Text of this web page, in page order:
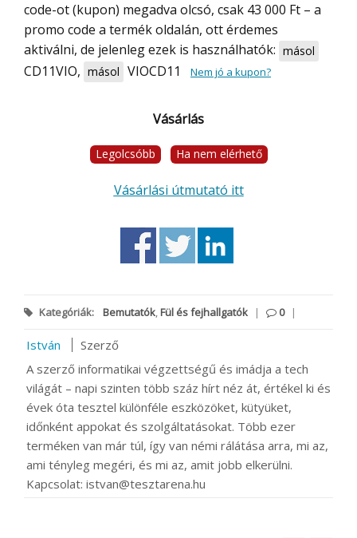
code-ot (kupon) megadva olcsó, csak 43 000 Ft – a
promo code a termék oldalán, ott érdemes
aktiválni, de jelenleg ezek is használhatók: másol
CD11VIO, másol VIOCD11 Nem jó a kupon?
Vásárlás
Legolcsóbb Ha nem elérhető
Vásárlási útmutató itt
Kategóriák: Bemutatók,Fül és fejhallgatók | 0 |
István
Szerző
A szerző informatikai végzettségű és imádja a tech
világát – napi szinten több száz hírt néz át, értékel ki és
évek óta tesztel különféle eszközöket, kütyüket,
időnként appokat és szolgáltatásokat. Több ezer
terméken van már túl, így van némi rálátása arra, mi az,
ami tényleg megéri, és mi az, amit jobb elkerülni.
Kapcsolat: istvan@tesztarena.hu